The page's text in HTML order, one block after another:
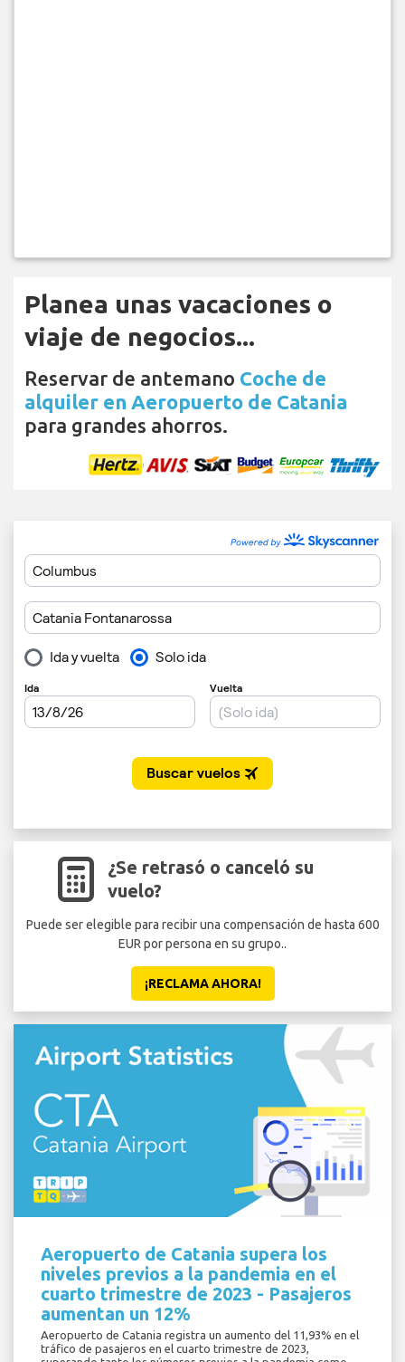
Planea unas vacaciones o
viaje de negocios...
Reservar de antemano Coche de
alquiler en Aeropuerto de Catania
para grandes ahorros.
¿Se retrasó o canceló su
vuelo?
Puede ser elegible para recibir una compensación de hasta 600
EUR por persona en su grupo..
¡RECLAMA AHORA!
Aeropuerto de Catania supera los
niveles previos a la pandemia en el
cuarto trimestre de 2023 - Pasajeros
aumentan un 12%
Aeropuerto de Catania registra un aumento del 11,93% en el
tráfico de pasajeros en el cuarto trimestre de 2023,